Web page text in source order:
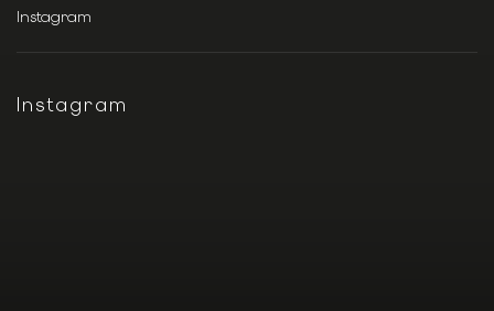
Instagram
Instagram